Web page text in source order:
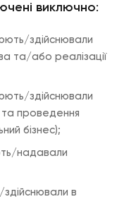
виключно:
здійснювали
та/або реалізації
здійснювали
та проведення
бізнес);
надавали
здійснювали в